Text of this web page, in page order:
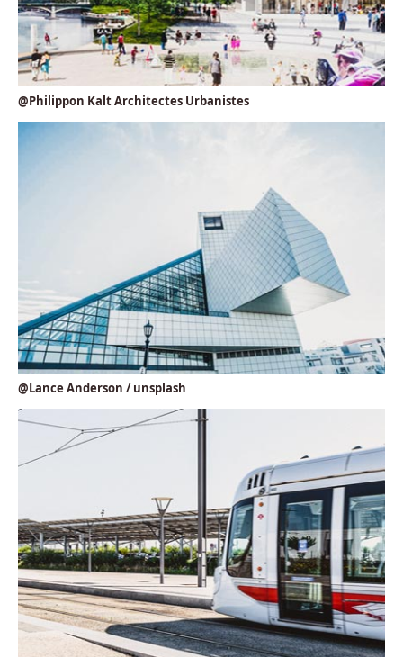
@Philippon Kalt Architectes Urbanistes
@Lance Anderson / unsplash